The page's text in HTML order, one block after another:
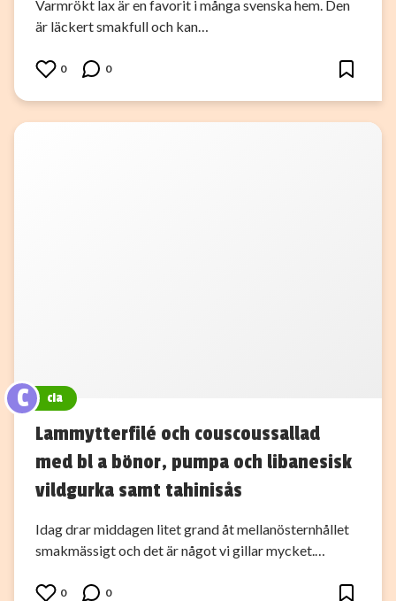
Varmrökt lax är en favorit i många svenska hem. Den
är läckert smakfull och kan…
0 0
C cia
Lammytterfilé och couscoussallad
med bl a bönor, pumpa och libanesisk
vildgurka samt tahinisås
Idag drar middagen litet grand åt mellanösternhållet
smakmässigt och det är något vi gillar mycket.…
0 0